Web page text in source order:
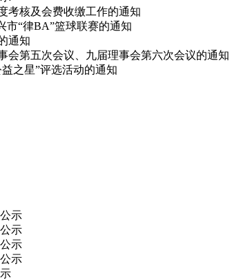
考核及会费收缴工作的通知
市“律BA”篮球联赛的通知
通知
会第五次会议、九届理事会第六次会议的通知
之星”评选活动的通知
示
示
示
示